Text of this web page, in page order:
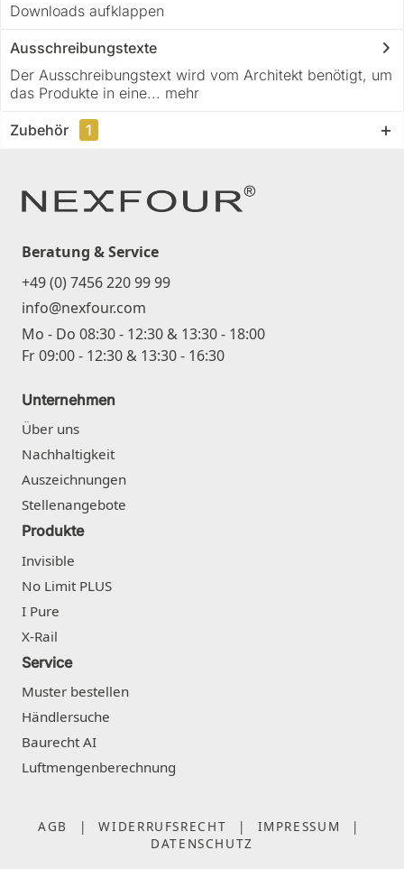
Downloads aufklappen
Ausschreibungstexte
Der Ausschreibungstext wird vom Architekt benötigt, um
das Produkte in eine... mehr
Zubehör 1
Beratung & Service
+49 (0) 7456 220 99 99
info@nexfour.com
Mo - Do 08:30 - 12:30 & 13:30 - 18:00
Fr 09:00 - 12:30 & 13:30 - 16:30
Unternehmen
Über uns
Nachhaltigkeit
Auszeichnungen
Stellenangebote
Produkte
Invisible
No Limit PLUS
I Pure
X-Rail
Service
Muster bestellen
Händlersuche
Baurecht AI
Luftmengenberechnung
AGB | WIDERRUFSRECHT | IMPRESSUM
|
DATENSCHUTZ